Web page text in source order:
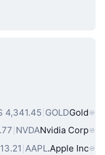
أصول العالم
Gold
GOLD
Nvidia Corp
NVDA
Apple Inc.
AAPL